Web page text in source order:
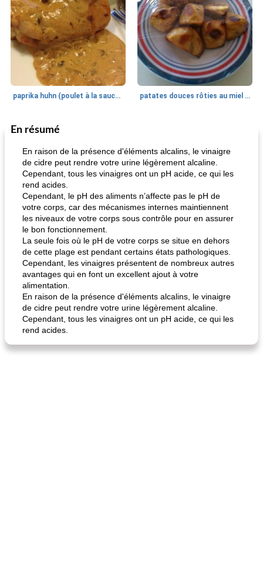
paprika huhn (poulet à la sauce paprika). patates douces rôties au miel / kumara
Petit déjeuner et brunch
quinoa petit déjeuner méditerranéen
En résumé
En raison de la présence d'éléments alcalins, le vinaigre
de cidre peut rendre votre urine légèrement alcaline.
Cependant, tous les vinaigres ont un pH acide, ce qui les
rend acides.
Cependant, le pH des aliments n’affecte pas le pH de
votre corps, car des mécanismes internes maintiennent
les niveaux de votre corps sous contrôle pour en assurer
le bon fonctionnement.
La seule fois où le pH de votre corps se situe en dehors
de cette plage est pendant certains états pathologiques.
Cependant, les vinaigres présentent de nombreux autres
avantages qui en font un excellent ajout à votre
alimentation.
En raison de la présence d'éléments alcalins, le vinaigre
de cidre peut rendre votre urine légèrement alcaline.
Cependant, tous les vinaigres ont un pH acide, ce qui les
rend acides.